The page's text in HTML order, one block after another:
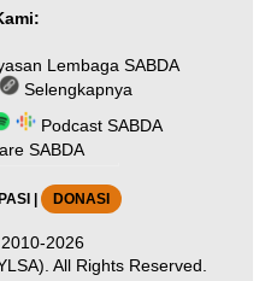
Lembaga SABDA
Selengkapnya
Podcast SABDA
SABDA
DONASI
2026
All Rights Reserved.